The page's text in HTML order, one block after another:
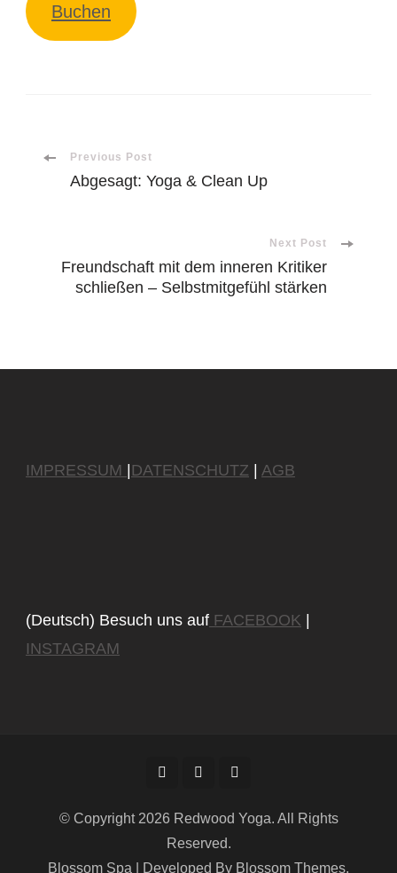
Buchen
PostPrevious Post
Abgesagt: Yoga & Clean Up
Next Post
Freundschaft mit dem inneren Kritiker
schließen – Selbstmitgefühl stärken
IMPRESSUM DATENSCHUTZ AGB
(Deutsch) Besuch uns auf FACEBOOK
INSTAGRAM
© Copyright 2026 Redwood Yoga. All Rights
Reserved.
Blossom Spa | Developed By Blossom Themes.